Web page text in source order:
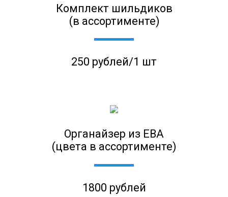
Комплект шильдиков
(в ассортименте)
250 рублей/1 шт
Органайзер из ЕВА
(цвета в ассортименте)
1800 рублей